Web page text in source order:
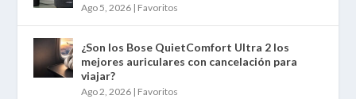
Ago 5, 2026 | Favoritos
¿Son los Bose QuietComfort Ultra 2 los
mejores auriculares con cancelación para
viajar?
Ago 2, 2026 | Favoritos